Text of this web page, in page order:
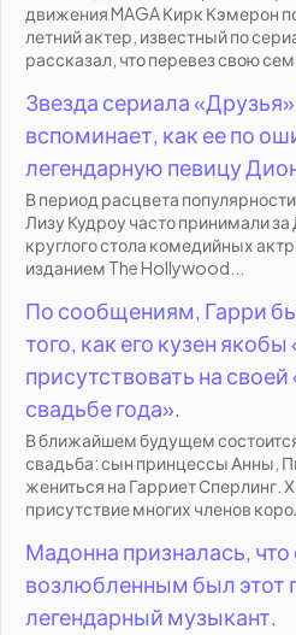
движения MAGA Кирк Кэмерон
летний актер, известный по
рассказал, что перевез свою
Звезда сериала
вспоминает, как ее по
легендарную певицу
В период расцвета
Лизу Кудроу часто принимали
круглого стола комедийных
изданием The Hollywood...
По сообщениям, Гарри
того, как его кузен
присутствовать на
свадьбе года».
В ближайшем будущем
свадьба: сын принцессы Анны,
жениться на Гарриет Сперлинг.
присутствие многих членов
Мадонна призналась,
возлюбленным был этот
легендарный музыкант.